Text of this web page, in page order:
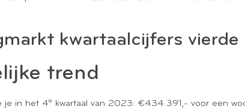
kwartaalcijfers
trend
je in het 4e kwartaal van 2023: €434.391,- voor een